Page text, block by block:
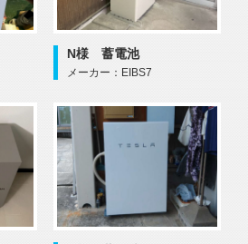
N様 蓄電池
メーカー：EIBS7